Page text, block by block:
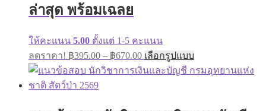
ล่าสุด พร้อมเฉลย
ให้คะแนน 5.00 ตั้งแต่ 1-5 คะแนน
ลดราคา! ฿395.00 – ฿670.00Price
range:
฿395.00
เลือกรูปแบบ
product
has